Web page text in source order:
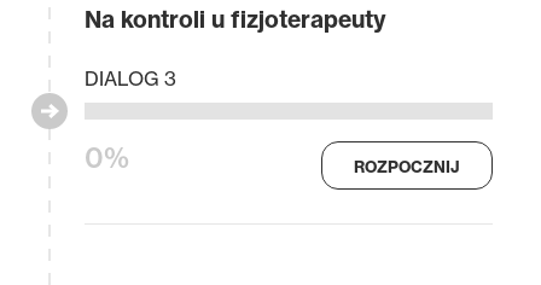
Na kontroli u fizjoterapeuty
0%
DIALOG 3
ROZPOCZNIJ